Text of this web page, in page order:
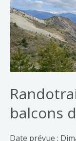
balcons
Date prévue :